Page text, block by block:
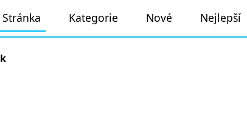
Kategorie Nové Nejlepší